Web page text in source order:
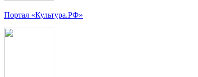
Портал «Культура.РФ»